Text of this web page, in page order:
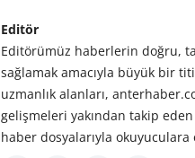
Editör
Editörümüz haberlerin doğru,
sağlamak amacıyla büyük bir
uzmanlık alanları,
gelişmeleri yakından takip
haber dosyalarıyla